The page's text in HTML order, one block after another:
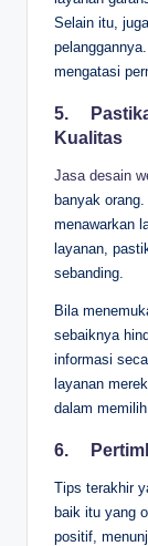
Selain itu,
mengatasi
5.
Kualitas
Jasa desain
banyak
menawarkan
layanan,
sebanding.
Bila
sebaiknya
informasi
layanan
dalam memilih.
6.
Tips terakhir
baik itu yang
positif,